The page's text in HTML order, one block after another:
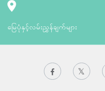
မြေပုံနှင့်လမ်းညွှန်ချက်များ